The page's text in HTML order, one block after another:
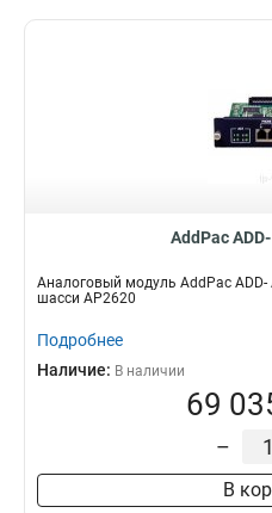
AddPac
Аналоговый модуль AddPac ADD-
шасси AP2620
Подробнее
Наличие: В наличии
69
–
В